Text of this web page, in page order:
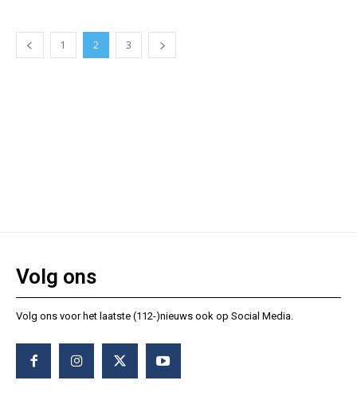
1 2 3
Volg ons
Volg ons voor het laatste (112-)nieuws ook op Social Media.